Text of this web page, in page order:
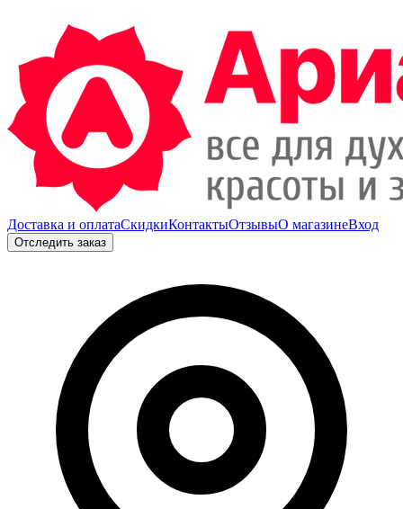
Доставка и оплатаСкидкиКонтактыОтзывыО магазинеВход
Отследить заказ